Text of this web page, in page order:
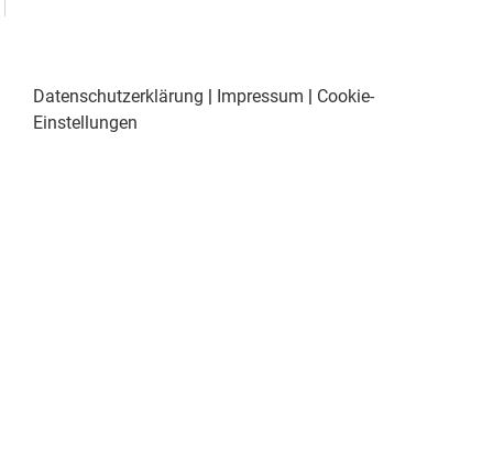
Datenschutzerklärung | Impressum | Cookie-
Einstellungen